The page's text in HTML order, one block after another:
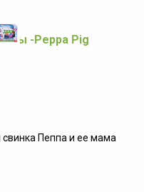
-Peppa Pig
свинка Пеппа и ее мама